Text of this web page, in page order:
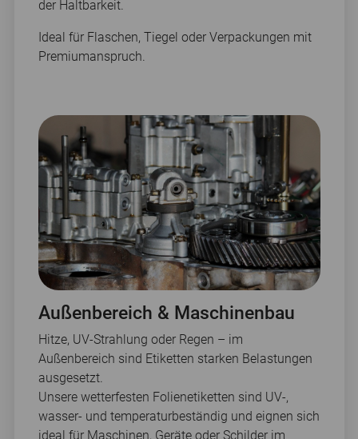
der Haltbarkeit.
Ideal für Flaschen, Tiegel oder Verpackungen mit
Premiumanspruch.
Außenbereich & Maschinenbau
Hitze, UV-Strahlung oder Regen – im
Außenbereich sind Etiketten starken Belastungen
ausgesetzt.
Unsere wetterfesten Folienetiketten sind UV-,
wasser- und temperaturbeständig und eignen sich
ideal für Maschinen, Geräte oder Schilder im